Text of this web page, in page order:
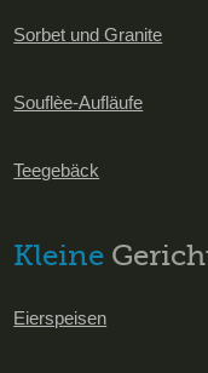
Sorbet und Granite
Souflèe-Aufläufe
Teegebäck
Kleine
Eierspeisen